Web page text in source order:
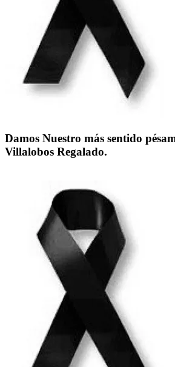
Damos Nuestro más sentido
Villalobos Regalado.